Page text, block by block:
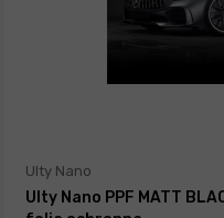
Ulty Nano
Ulty Nano PPF MATT